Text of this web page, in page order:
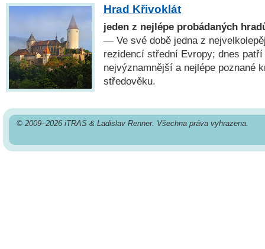
Hrad Křivoklát
jeden z nejlépe probádaných
— Ve své době jedna z
rezidencí střední Evropy; dnes
nejvýznamnější a nejlépe poznané
středověku.
© 2009–2026 iTRAS & Ladislav Renner. Všechna práva vyhrazena.